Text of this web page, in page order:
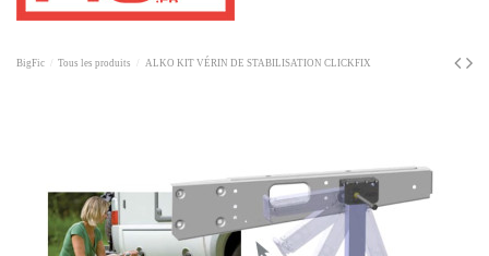
BigFic Tous les produits ALKO KIT VÉRIN DE STABILISATION CLICKFIX